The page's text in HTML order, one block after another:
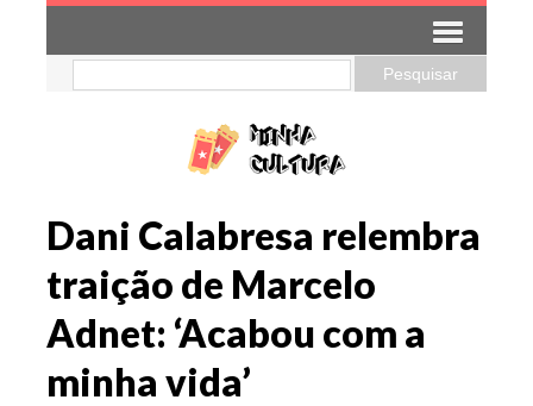
Dani Calabresa relembra
traição de Marcelo
Adnet: ‘Acabou com a
minha vida’